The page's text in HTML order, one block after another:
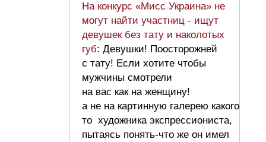
На конкурс «Мисс Украина» не
могут найти участниц - ищут
девушек без тату и наколотых
губ: Девушки! Поосторожней
с тату! Если хотите чтобы
мужчины смотрели
на вас как на женщину!
а не на картинную галерею какого
то художника экспрессиониста,
пытаясь понять-что же он имел